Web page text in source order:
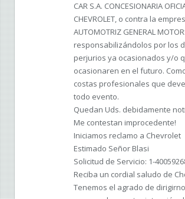
CAR S.A. CONCESIONARIA
CHEVROLET, o contra la
AUTOMOTRIZ GENERAL
responsabilizándolos por los
perjurios ya ocasionados y/o
ocasionaren en el futuro.
costas profesionales que
todo evento.
Quedan Uds. debidamente
Me contestan improcedente!
Iniciamos reclamo a Chevrolet
Estimado Señor Blasi
Solicitud de Servicio: 1-
Reciba un cordial saludo de
Tenemos el agrado de